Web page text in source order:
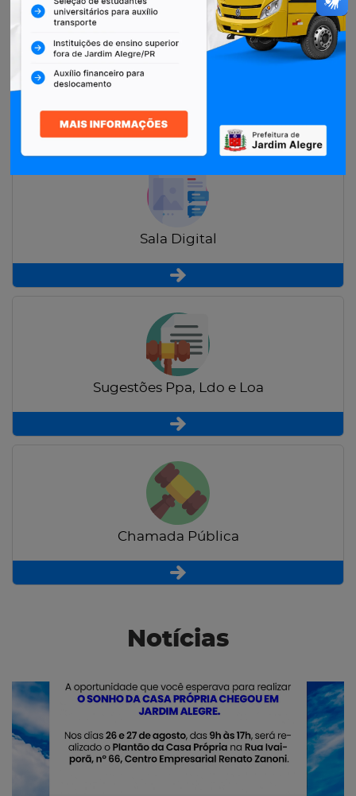
Restituição de Contribuintes
Sala Digital
Sugestões Ppa, Ldo e Loa
Chamada Pública
Notícias